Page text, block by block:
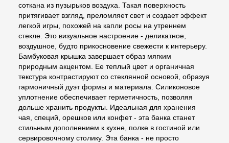
соткана из пузырьков воздуха. Такая поверхность
притягивает взгляд, преломляет свет и создает эффект
легкой игры, похожей на капли росы на утреннем
стекле. Это визуальное настроение - деликатное,
воздушное, будто прикосновение свежести к интерьеру.
Бамбуковая крышка завершает образ мягким
природным акцентом. Ее теплый цвет и органичная
текстура контрастируют со стеклянной основой, образуя
гармоничный дуэт формы и материала. Силиконовое
уплотнение обеспечивает герметичность, позволяя
дольше хранить продукты. Идеальная для хранения
чая, специй, орешков или конфет - эта банка станет
стильным дополнением к кухне, полке в гостиной или
сервировочному столику. Эта банка - не просто